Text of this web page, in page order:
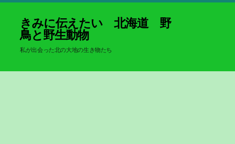
きみに伝えたい 北海道 野
鳥と野生動物
私が出会った北の大地の生き物たち